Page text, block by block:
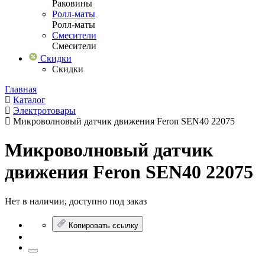
Раковины
Ролл-маты
Ролл-маты
Смесители
Смесители
Скидки
Скидки
Главная
Каталог
Электротовары
Микроволновый датчик движения Feron SEN40 22075
Микроволновый датчик
движения Feron SEN40 22075
Нет в наличии, доступно под заказ
Копировать ссылку